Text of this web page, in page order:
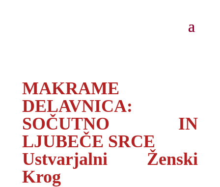
MAKRAME
DELAVNICA:
SOČUTNO IN
LJUBEČE SRCE
Ustvarjalni Ženski
Krog